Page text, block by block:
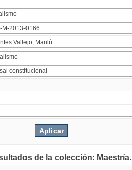
de la colección: Maestría.